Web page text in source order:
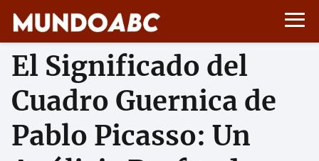
El Significado del
Cuadro Guernica de
Pablo Picasso: Un